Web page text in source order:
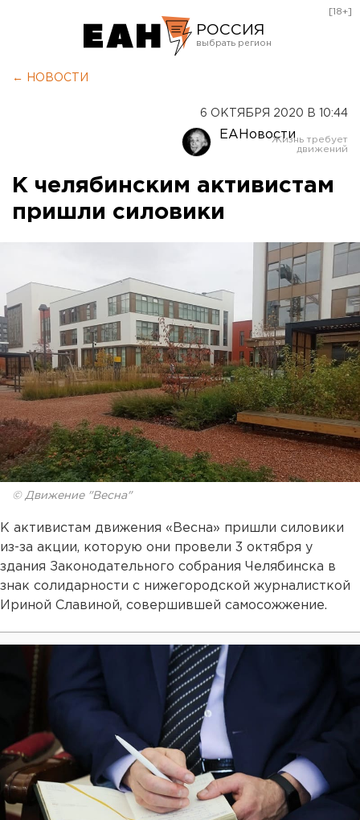
РОССИЯ
Оренбург
[18+]
← НОВОСТИ
6 ОКТЯБРЯ 2020 В 10:44
ЕАНовости
К челябинским активистам
пришли силовики
© Движение "Весна"
К активистам движения «Весна» пришли силовики
из-за акции, которую они провели 3 октября у
здания Законодательного собрания Челябинска в
знак солидарности с нижегородской журналисткой
Ириной Славиной, совершившей самосожжение.